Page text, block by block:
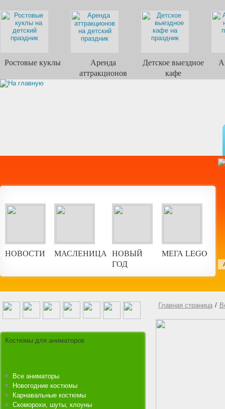
Ростовые куклы
Аренда
аттракционов
Детское выездное
кафе
НОВОСТИ МАСЛЕНИЦА НОВЫЙ
ГОД
МЕГА LEGO
Костюмы для аниматоров
Все аниматоры
Новогодние костюмы
Карнавальные костюмы
Скоморохи, шуты, клоуны
Главная страница /